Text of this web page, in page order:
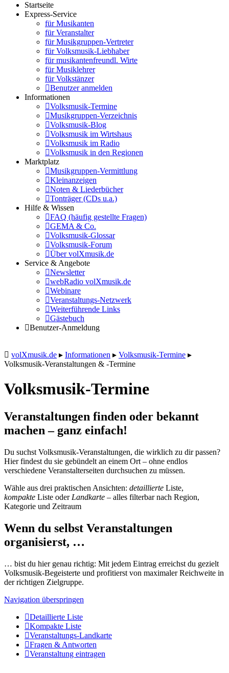
Startseite
Express-Service
für Musikanten
für Veranstalter
für Musikgruppen-Vertreter
für Volksmusik-Liebhaber
für musikantenfreundl. Wirte
für Musiklehrer
für Volkstänzer
Benutzer anmelden
Informationen
Volksmusik-Termine
Musikgruppen-Verzeichnis
Volksmusik-Blog
Volksmusik im Wirtshaus
Volksmusik im Radio
Volksmusik in den Regionen
Marktplatz
Musikgruppen-Vermittlung
Kleinanzeigen
Noten & Liederbücher
Tonträger (CDs u.a.)
Hilfe & Wissen
FAQ (häufig gestellte Fragen)
GEMA & Co.
Volksmusik-Glossar
Volksmusik-Forum
Über volXmusik.de
Service & Angebote
Newsletter
webRadio volXmusik.de
Webinare
Veranstaltungs-Netzwerk
Weiterführende Links
Gästebuch
Benutzer-Anmeldung
volXmusik.de ▸ Informationen ▸ Volksmusik-Termine ▸
Volksmusik-Veranstaltungen & -Termine
Volksmusik-Termine
Veranstaltungen finden oder bekannt
machen – ganz einfach!
Du suchst Volksmusik-Veranstaltungen, die wirklich zu dir passen?
Hier findest du sie gebündelt an einem Ort – ohne endlos
verschiedene Veranstalterseiten durchsuchen zu müssen.
Wähle aus drei praktischen Ansichten: detaillierte Liste,
kompakte Liste oder Landkarte – alles filterbar nach Region,
Kategorie und Zeitraum
Wenn du selbst Veranstaltungen
organisierst, …
… bist du hier genau richtig: Mit jedem Eintrag erreichst du gezielt
Volksmusik-Begeisterte und profitierst von maximaler Reichweite in
der richtigen Zielgruppe.
Navigation überspringen
Detaillierte Liste
Kompakte Liste
Veranstaltungs-Landkarte
Fragen & Antworten
Veranstaltung eintragen